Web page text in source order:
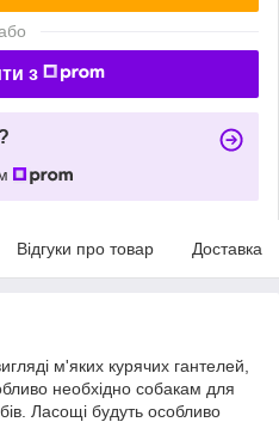
з
Відгуки про товар Доставка
м'яких курячих гантелей,
необхідно собакам для
Ласощі будуть особливо